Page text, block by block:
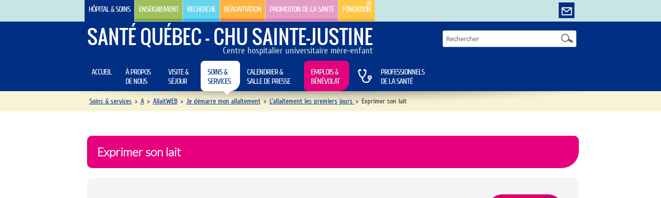
HÔPITAL & SOINS ENSEIGNEMENT RECHERCHE RÉADAPTATION PROMOTION DE LA SANTÉ FONDATION
SANTÉ QUÉBEC - CHU SAINTE-JUSTINE
Centre hospitalier universitaire mère-enfant
ACCUEIL
À PROPOS
DE NOUS
VISITE &
SÉJOUR
SOINS &
SERVICES
CALENDRIER &
SALLE DE PRESSE
EMPLOIS &
BÉNÉVOLAT
PROFESSIONNELS
DE LA SANTÉ
Soins & services > A > AllaitWEB > Je démarre mon allaitement > L’allaitement les premiers jours > Exprimer son lait
Exprimer son lait